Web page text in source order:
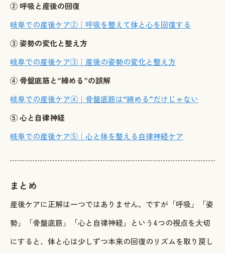
② 呼吸と産後の回復
岐阜での産後ケア②｜呼吸を整えて体と心を回復する
③ 姿勢の変化と整え方
岐阜での産後ケア③｜産後の姿勢の変化と整え方
④ 骨盤底筋と“締める”の誤解
岐阜での産後ケア④｜骨盤底筋は“締める”だけじゃない
⑤ 心と自律神経
岐阜での産後ケア⑤｜心と体を整える自律神経ケア
まとめ
産後ケアに正解は一つではありません。ですが「呼吸」「姿
勢」「骨盤底筋」「心と自律神経」という4つの視点を大切
にすると、体と心は少しずつ本来の回復のリズムを取り戻し